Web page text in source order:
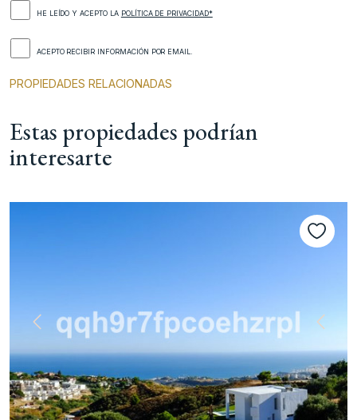
HE LEÍDO Y ACEPTO LA POLÍTICA DE PRIVACIDAD*
ACEPTO RECIBIR INFORMACIÓN POR EMAIL.
PROPIEDADES RELACIONADAS
Estas propiedades podrían
interesarte
Anterior